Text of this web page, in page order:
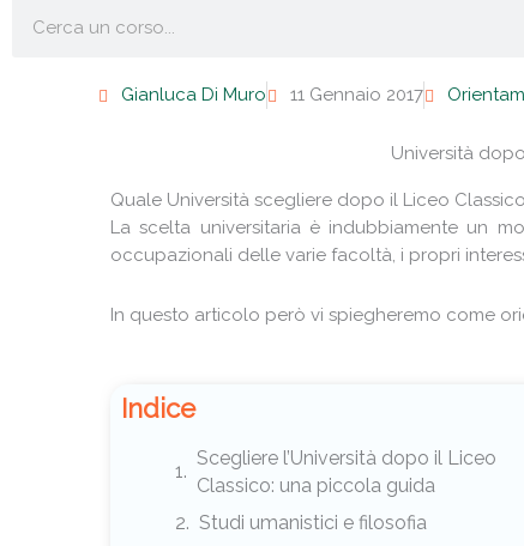
Gianluca Di Muro 11 Gennaio 2017
Università
Quale Università scegliere dopo il Liceo
La scelta universitaria è indubbiamente un
occupazionali delle varie facoltà, i propri
In questo articolo però vi spiegheremo come
Indice
Scegliere l’Università dopo il Liceo
Classico: una piccola guida
Studi umanistici e filosofia